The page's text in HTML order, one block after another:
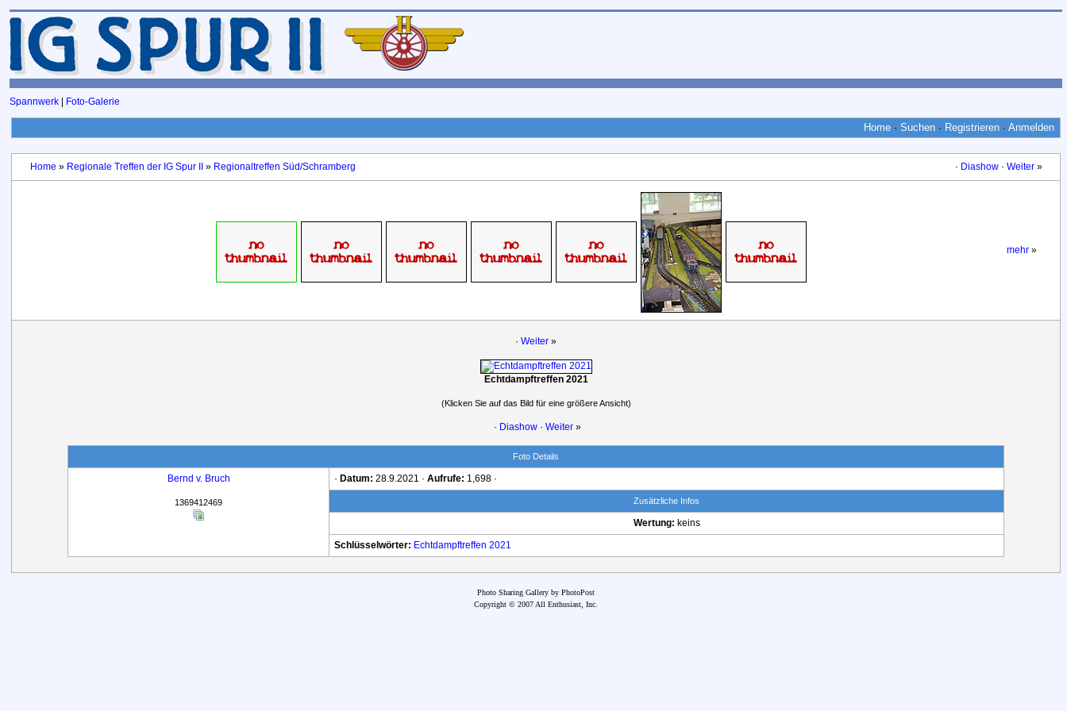
Spannwerk Foto-Galerie
Home · Suchen · Registrieren · Anmelden
Home » Regionale Treffen der IG Spur II » Regionaltreffen Süd/Schramberg · Diashow· Weiter»
mehr »
· Weiter »
Echtdampftreffen 2021
(Klicken Sie auf das Bild für eine größere Ansicht)
· Diashow· Weiter»
Foto Details
Bernd v. Bruch
1369412469
· Datum: 28.9.2021 · Aufrufe: 1,698 ·
Zusätzliche Infos
Wertung: keins
Schlüsselwörter: Echtdampftreffen 2021
Photo Sharing Gallery by PhotoPost
Copyright © 2007 All Enthusiast, Inc.